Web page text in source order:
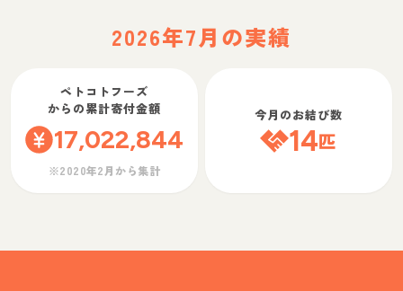
2026年7月の実績
ペトコトフーズ
からの累計寄付金額
17,022,844
※2020年2月から集計
今月のお結び数
14匹